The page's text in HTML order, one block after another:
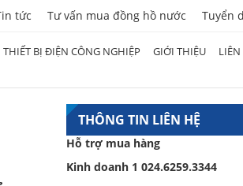
tức Tư vấn mua đồng hồ nước Tuyển
THIẾT BỊ ĐIỆN CÔNG NGHIỆP GIỚI THIỆU LIÊN
THÔNG TIN LIÊN HỆ
Hỗ trợ mua hàng
Kinh doanh 1 024.6259.3344